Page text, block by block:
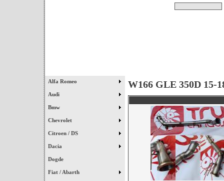
Alfa Romeo
Audi
Bmw
Chevrolet
Citroen / DS
Dacia
Dogde
Fiat / Abarth
W166 GLE 350D 15-